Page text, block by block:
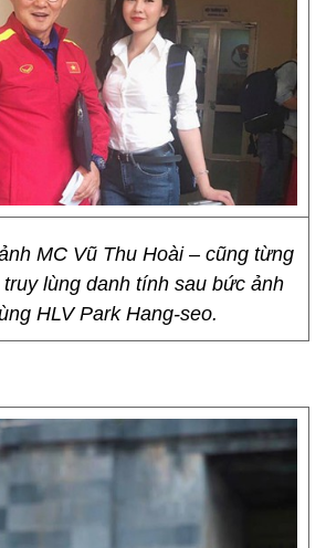
MC Vũ Thu Hoài – cũng từng
lùng danh tính sau bức ảnh
HLV Park Hang-seo.